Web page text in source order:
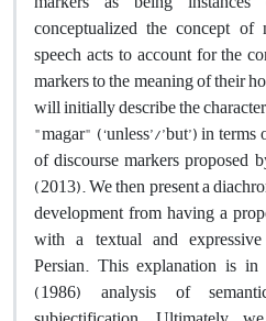
conceptualized the concept
speech acts to account for the
markers to the meaning of their
will initially describe the
"magar" (‘unless’/’but’) in
of discourse markers
(2013). We then present a
development from having a
with a textual and
Persian. This explanation is in
(1986) analysis of